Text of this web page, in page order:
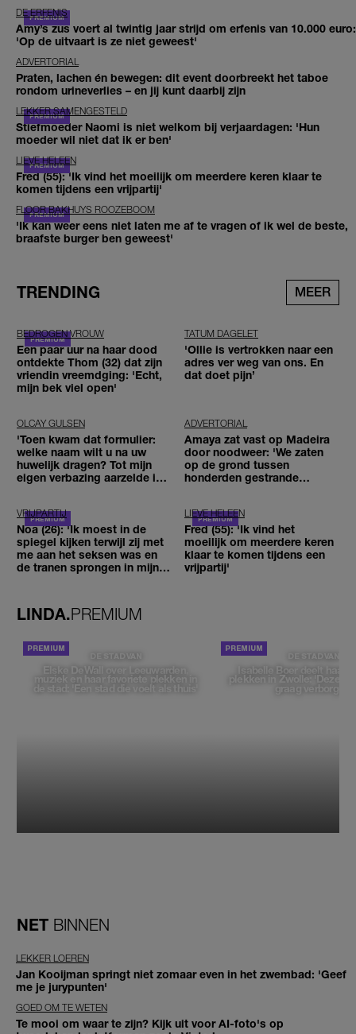
DE ERFENIS
Amy’s zus voert al twintig jaar strijd om erfenis van 10.000 euro:
'Op de uitvaart is ze niet geweest'
ADVERTORIAL
Praten, lachen én bewegen: dit event doorbreekt het taboe
rondom urineverlies – en jij kunt daarbij zijn
LEKKER SAMENGESTELD
Stiefmoeder Naomi is niet welkom bij verjaardagen: 'Hun
moeder wil niet dat ik er ben'
LIEVE HELEEN
Fred (55): 'Ik vind het moeilijk om meerdere keren klaar te
komen tijdens een vrijpartij'
FLOOR BAKHUYS ROOZEBOOM
'Ik kan weer eens niet laten me af te vragen of ik wel de beste,
braafste burger ben geweest'
TRENDING MEER
BEDROGEN VROUW
Een paar uur na haar dood
ontdekte Thom (32) dat zijn
vriendin vreemdging: 'Echt,
mijn bek viel open'
TATUM DAGELET
'Ollie is vertrokken naar een
adres ver weg van ons. En
dat doet pijn’
OLCAY GULSEN
'Toen kwam dat formulier:
welke naam wilt u na uw
huwelijk dragen? Tot mijn
eigen verbazing aarzelde ik
ADVERTORIAL
Amaya zat vast op Madeira
door noodweer: 'We zaten
op de grond tussen
honderden gestrande
VRIJPARTIJ
Noa (26): 'Ik moest in de
spiegel kijken terwijl zij met
me aan het seksen was en
de tranen sprongen in mijn
LIEVE HELEEN
Fred (55): 'Ik vind het
moeilijk om meerdere keren
klaar te komen tijdens een
vrijpartij'
LINDA.PREMIUM
DE STAD VAN
Elske DeWall over Leeuwarden,
muziek en haar favoriete plekken in
de stad: 'Een stad die voelt als thuis'
DE STAD VAN
Isabelle Boer deelt haar
plekken in Zwolle: 'Deze
graag verborgen'
NET BINNEN
LEKKER LOEREN
Jan Kooijman springt niet zomaar even in het zwembad: 'Geef
me je jurypunten'
GOED OM TE WETEN
Te mooi om waar te zijn? Kijk uit voor AI-foto's op